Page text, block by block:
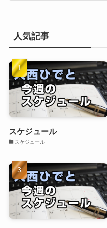
人気記事
スケジュール
スケジュール